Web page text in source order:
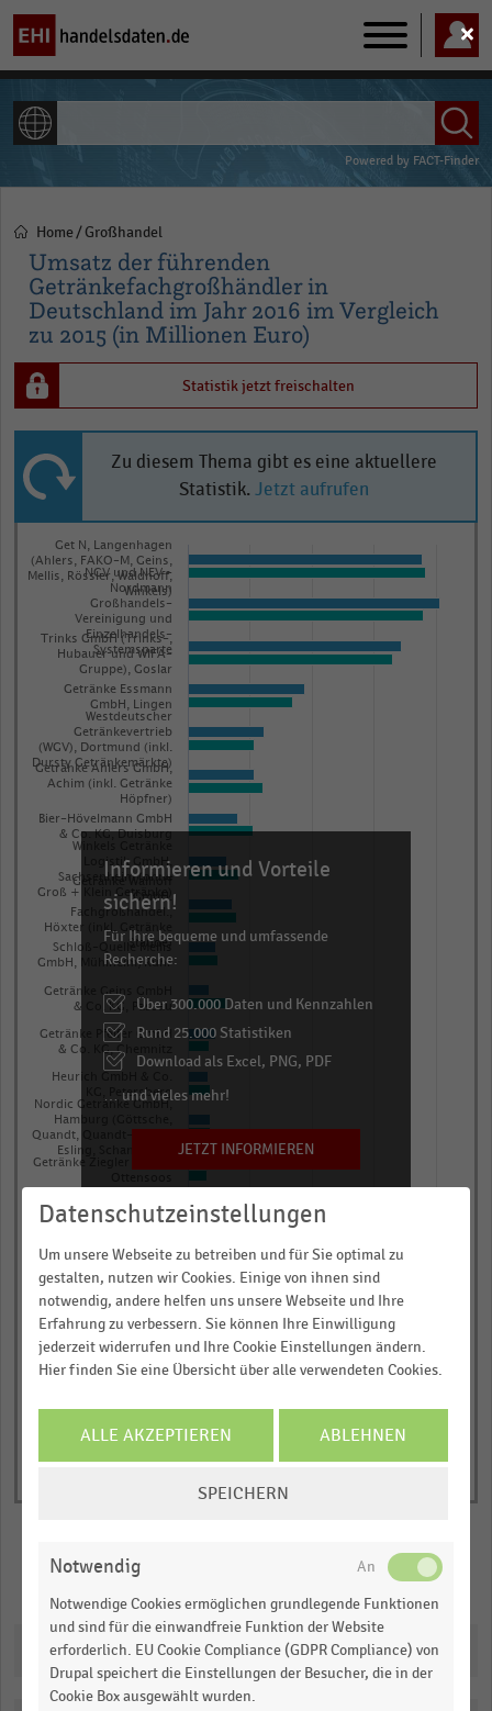
Main
navigation
Powered by FACT-Finder
Pfadnavigation
Home Großhandel
Umsatz der führenden
Getränkefachgroßhändler in
Deutschland im Jahr 2016 im Vergleich
zu 2015 (in Millionen Euro)
Statistik jetzt freischalten
Zu diesem Thema gibt es eine aktuellere
Statistik. Jetzt aufrufen
chart
data
series.
has
1
axis
displaying
categories.
Range:
15
categories.
The
Y
axis
displaying
Umsatz
in
Euro.
Range:
to
1.0641277925840091.
Chart
graphic.
Umsatz in Millionen Euro
2015 2016
Get N, Langenhagen
(Ahlers, FAKO-M, Geins,
Mellis, Rössler, Waldhoff,
Winkels)
NGV und NEV -
Nordmann
Großhandels-
Vereinigung und
Einzelhandels-
Systemsparte
Trinks GmbH (Trinks-,
Hubauer und WIFA-
Gruppe), Goslar
Getränke Essmann
GmbH, Lingen
Westdeutscher
Getränkevertrieb
(WGV), Dortmund (inkl.
Dursty Getränkemärkte)
Getränke Ahlers GmbH,
Achim (inkl. Getränke
Höpfner)
Bier-Hövelmann GmbH
& Co. KG, Duisburg
Winkels Getränke
Logistik GmbH,
Sachsenheim (ohne
Groß + Klein Getränke)
Getränke Walhoff
GmbH.
Fachgroßhandel.,
Höxter (inkl. Getränke
Staude)
Schloß-Quelle Mellis
GmbH, Mühlheim/Ruhr
Getränke Geins GmbH
& Co. KG, Passau
Getränke Pfeifer GmbH
& Co. KG, Chemnitz
Heurich GmbH & Co.
KG, Petersberg
Nordic Getränke GmbH,
Hamburg (Göttsche,
Quandt, Quandt-Schön,
Esling, Schankwerk)
Getränke Ziegler GmbH,
0,00 0,25 0,50
End
interactive
chart
Informieren und Vorteile
sichern!
Für Ihre bequeme und umfassende
Recherche:
Über 300.000 Daten und Kennzahlen
Rund 25.000 Statistiken
Download als Excel, PNG, PDF
… und vieles mehr!
JETZT INFORMIEREN
Merken
Downloads
Datenschutzeinstellungen
Um unsere Webseite zu betreiben und für Sie optimal zu
gestalten, nutzen wir Cookies. Einige von ihnen sind
notwendig, andere helfen uns unsere Webseite und Ihre
Erfahrung zu verbessern. Sie können Ihre Einwilligung
jederzeit widerrufen und Ihre Cookie Einstellungen ändern.
Hier finden Sie eine Übersicht über alle verwendeten Cookies.
ALLE AKZEPTIEREN ABLEHNEN
SPEICHERN
Notwendig
Notwendige Cookies ermöglichen grundlegende Funktionen
und sind für die einwandfreie Funktion der Website
erforderlich. EU Cookie Compliance (GDPR Compliance) von
Drupal speichert die Einstellungen der Besucher, die in der
Cookie Box ausgewählt wurden.